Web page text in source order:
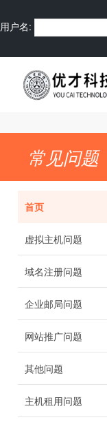
用户名:
常见问题
首页
虚拟主机问题
域名注册问题
企业邮局问题
网站推广问题
其他问题
主机租用问题